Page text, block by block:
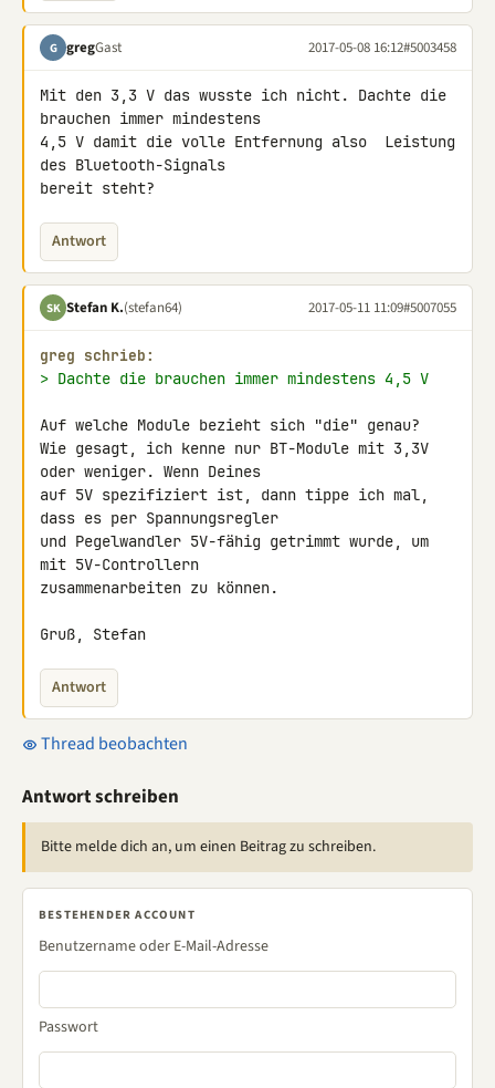
G gregGast 2017-05-08 16:12#5003458
Mit den 3,3 V das wusste ich nicht. Dachte die
brauchen immer mindestens
4,5 V damit die volle Entfernung also  Leistung
des Bluetooth-Signals
bereit steht?
Antwort
SK Stefan K.(stefan64) 2017-05-11 11:09#5007055
greg schrieb:
> Dachte die brauchen immer mindestens 4,5 V
Auf welche Module bezieht sich "die" genau?
Wie gesagt, ich kenne nur BT-Module mit 3,3V
oder weniger. Wenn Deines
auf 5V spezifiziert ist, dann tippe ich mal,
dass es per Spannungsregler
und Pegelwandler 5V-fähig getrimmt wurde, um
mit 5V-Controllern
zusammenarbeiten zu können.
Gruß, Stefan
Antwort
Thread beobachten
Antwort schreiben
Bitte melde dich an, um einen Beitrag zu schreiben.
BESTEHENDER ACCOUNT
Benutzername oder E-Mail-Adresse
Passwort